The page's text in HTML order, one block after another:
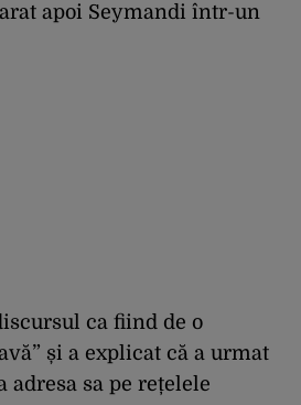
apoi Seymandi într-un
ca fiind de o
și a explicat că a urmat
adresa sa pe rețelele